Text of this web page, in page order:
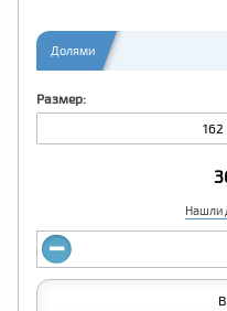
Долями
Размер:
Нашли